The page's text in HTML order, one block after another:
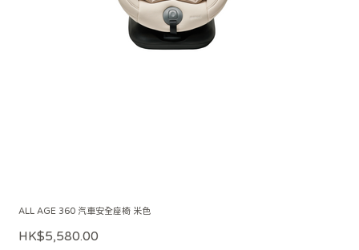
ALL AGE 360 汽車安全座椅 米色
價
格
HK$5,580.00